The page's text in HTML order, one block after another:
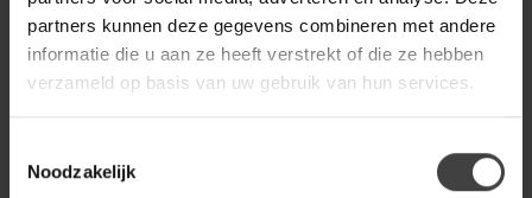
partners kunnen deze gegevens combineren met andere
informatie die u aan ze heeft verstrekt of die ze hebben
verzameld op basis van uw gebruik van hun services.
Noodzakelijk
Heb je een vraag over dit product?
Of heb je hulp nodig bij de bestelling? Neem
info@houtenmeubeloutlet.nl
+31 224 850
926